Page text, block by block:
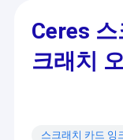
Ceres
크래치
스크래치 카드 잉